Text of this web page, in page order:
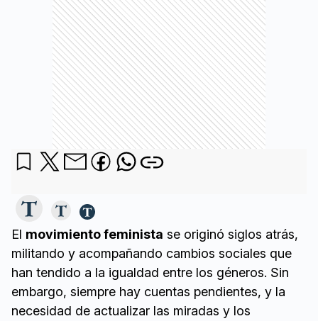
El movimiento feminista se originó siglos atrás,
militando y acompañando cambios sociales que
han tendido a la igualdad entre los géneros. Sin
embargo, siempre hay cuentas pendientes, y la
necesidad de actualizar las miradas y los